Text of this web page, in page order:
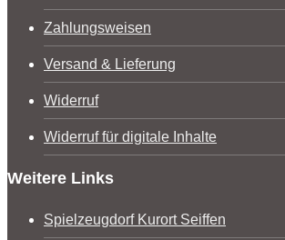
Zahlungsweisen
Versand & Lieferung
Widerruf
Widerruf für digitale Inhalte
Weitere Links
Spielzeugdorf Kurort Seiffen